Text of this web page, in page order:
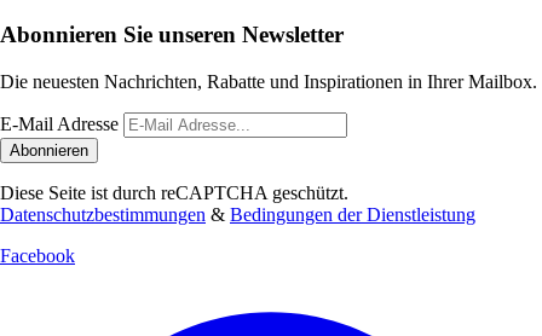
Abonnieren Sie unseren Newsletter
Die neuesten Nachrichten, Rabatte und Inspirationen in Ihrer Mailbox.
E-Mail Adresse
Abonnieren
Diese Seite ist durch reCAPTCHA geschützt.
Datenschutzbestimmungen & Bedingungen der Dienstleistung
Facebook